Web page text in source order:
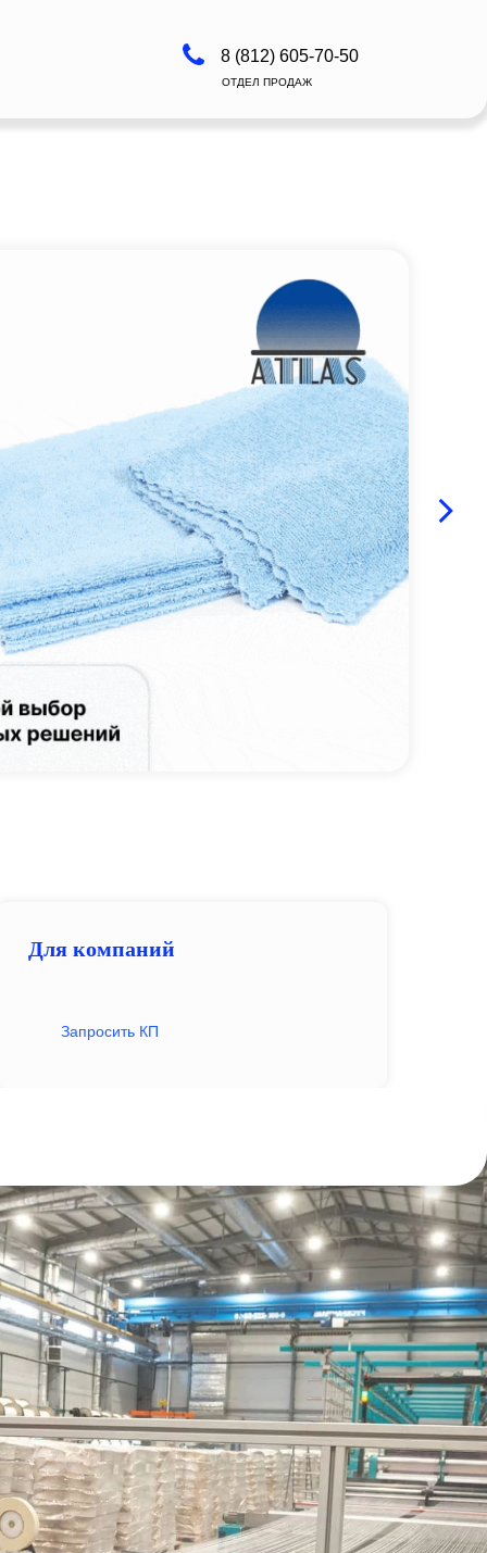
ОТДЕЛ ПРОДАЖ
8 (812) 605-70-50
Для компаний
Запросить КП